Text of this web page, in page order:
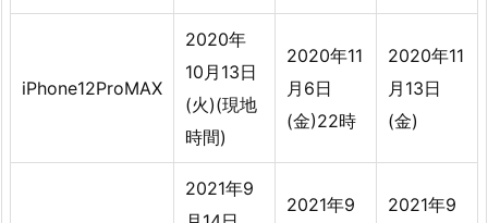
iPhone12ProMAX
2020年
10月13日
(火)(現地
時間)
2020年11
月6日
(金)22時
2020年11
月13日
(金)
2021年9
2021年9
2021年9